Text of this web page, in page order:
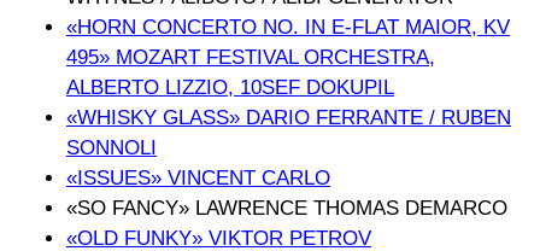
«HORN CONCERTO NO. IN E-FLAT MAIOR, KV
495» MOZART FESTIVAL ORCHESTRA,
ALBERTO LIZZIO, 10SEF DOKUPIL
«WHISKY GLASS» DARIO FERRANTE / RUBEN
SONNOLI
«ISSUES» VINCENT CARLO
«SO FANCY» LAWRENCE THOMAS DEMARCO
«OLD FUNKY» VIKTOR PETROV